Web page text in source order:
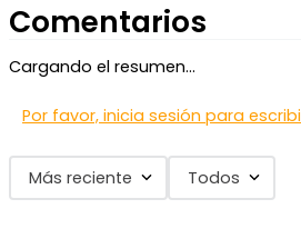
Comentarios
Cargando el resumen…
Por favor, inicia sesión para
Más reciente Todos